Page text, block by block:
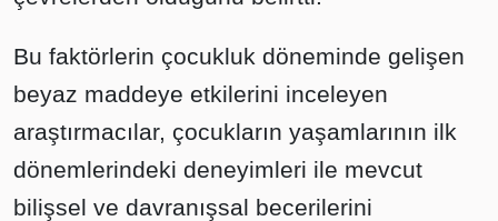
Bu faktörlerin çocukluk döneminde gelişen
beyaz maddeye etkilerini inceleyen
araştırmacılar, çocukların yaşamlarının ilk
dönemlerindeki deneyimleri ile mevcut
bilişsel ve davranışsal becerilerini